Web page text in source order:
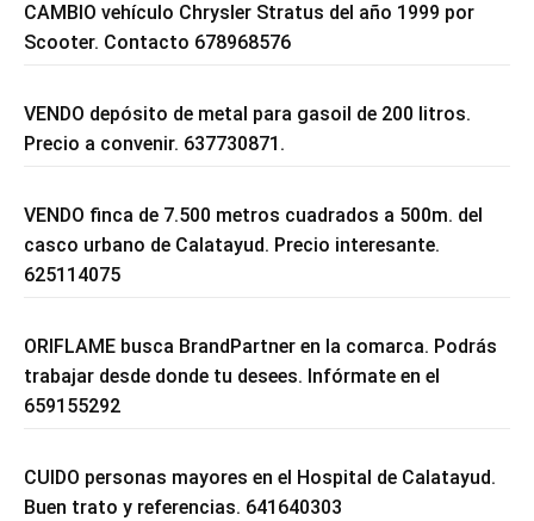
CAMBIO vehículo Chrysler Stratus del año 1999 por
Scooter. Contacto 678968576
VENDO depósito de metal para gasoil de 200 litros.
Precio a convenir. 637730871.
VENDO finca de 7.500 metros cuadrados a 500m. del
casco urbano de Calatayud. Precio interesante.
625114075
ORIFLAME busca BrandPartner en la comarca. Podrás
trabajar desde donde tu desees. Infórmate en el
659155292
CUIDO personas mayores en el Hospital de Calatayud.
Buen trato y referencias. 641640303